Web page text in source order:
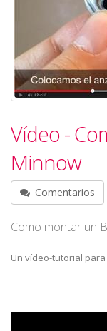
Vídeo -
Minnow
Comentarios
Como montar un
Un vídeo-tutorial